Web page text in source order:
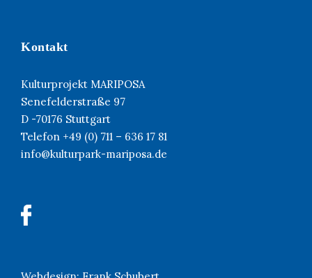
Kontakt
Kulturprojekt MARIPOSA
Senefelderstraße 97
D -70176 Stuttgart
Telefon +49 (0) 711 – 636 17 81
info@kulturpark-mariposa.de